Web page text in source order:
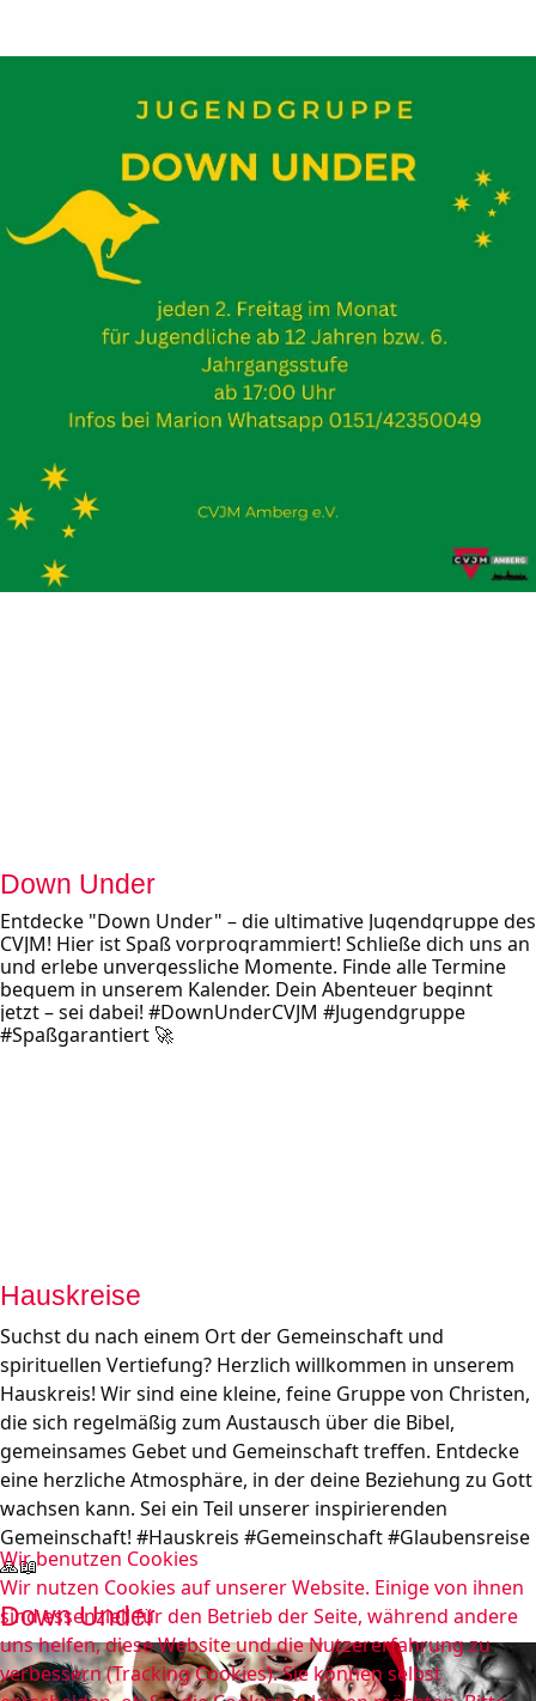
Down Under
Entdecke "Down Under" – die ultimative Jugendgruppe des
CVJM! Hier ist Spaß vorprogrammiert! Schließe dich uns an
und erlebe unvergessliche Momente. Finde alle Termine
bequem in unserem Kalender. Dein Abenteuer beginnt
jetzt – sei dabei! #DownUnderCVJM #Jugendgruppe
#Spaßgarantiert 🚀
Hauskreise
Suchst du nach einem Ort der Gemeinschaft und
spirituellen Vertiefung? Herzlich willkommen in unserem
Hauskreis! Wir sind eine kleine, feine Gruppe von Christen,
die sich regelmäßig zum Austausch über die Bibel,
gemeinsames Gebet und Gemeinschaft treffen. Entdecke
eine herzliche Atmosphäre, in der deine Beziehung zu Gott
wachsen kann. Sei ein Teil unserer inspirierenden
Gemeinschaft! #Hauskreis #Gemeinschaft #Glaubensreise
🙏📖
Down Under
Wir benutzen Cookies
Wir nutzen Cookies auf unserer Website. Einige von ihnen
sind essenziell für den Betrieb der Seite, während andere
uns helfen, diese Website und die Nutzererfahrung zu
verbessern (Tracking Cookies). Sie können selbst